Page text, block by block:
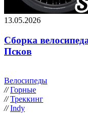
13.05.2026
Сборка
Псков
Велосипеды
// Горные
// Треккинг
// Indy